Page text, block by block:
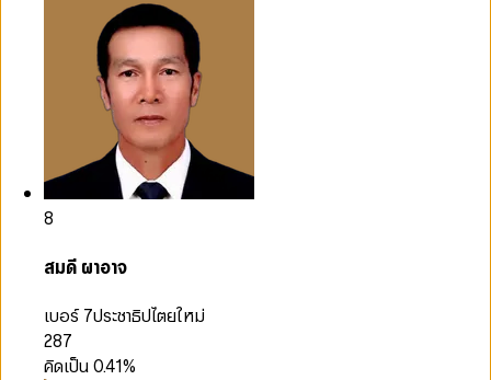
8
สมดี ผาอาจ
เบอร์ 7ประชาธิปไตยใหม่
287
คิดเป็น0.41%